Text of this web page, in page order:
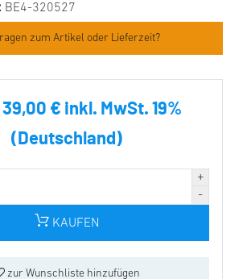
BE4-320527
zum Artikel oder Lieferzeit?
39,00 € inkl. MwSt. 19%
(Deutschland)
KAUFEN
zur Wunschliste hinzufügen